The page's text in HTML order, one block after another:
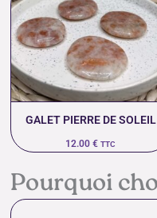
GALET PIERRE DE SOLEIL
12.00€ TTC
Pourquoi